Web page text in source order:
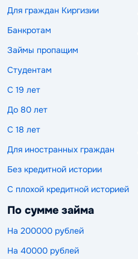
Для граждан Киргизии
Банкротам
Займы пропащим
Студентам
С 19 лет
До 80 лет
С 18 лет
Для иностранных граждан
Без кредитной истории
С плохой кредитной историей
По сумме займа
На 200000 рублей
На 40000 рублей